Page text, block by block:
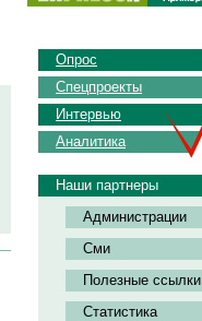
Опрос
Спецпроекты
Интервью
Аналитика
Наши партнеры
Администрации
Сми
Полезные ссылки
Статистика